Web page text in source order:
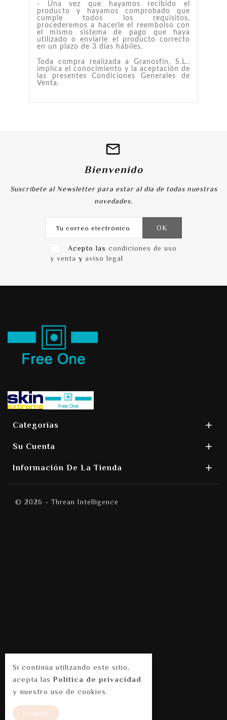
- Una vez que hayamos recibido el
producto y hayamos comprobado que
cumple todos los requisitos,
procederemos a hacerle el reembolso con
el mismo sistema de pago que haya
utilizado o enviarle el producto correcto
en un plazo de 3 días hábiles.
Toda compra realizada a Granosfin, S.L..
implica el conocimiento y la aceptación de
las presentes Condiciones Generales de
Venta.
Bienvenido
Suscríbete al Newsletter para estar al día de todas nuestras
novedades.
Acepto las condiciones de uso
y venta y aviso legal
Categorías 
Su Cuenta 
Información De La Tienda 
© 2026 - Threan Intelligence
Si continúa utilizando este sitio,
acepta lasPolítica de privacidad
y nuestro uso de cookies.
Permitir